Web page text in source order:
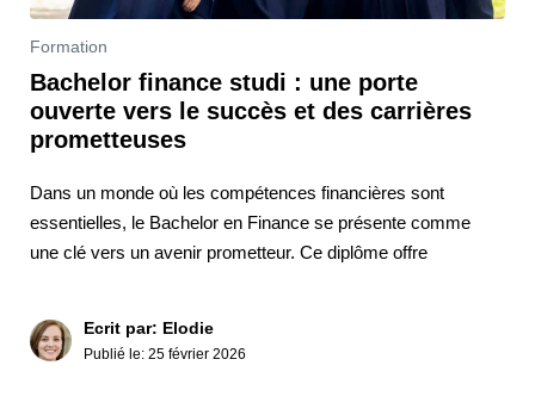
Formation
Bachelor finance studi : une porte
ouverte vers le succès et des carrières
prometteuses
Dans un monde où les compétences financières sont
essentielles, le Bachelor en Finance se présente comme
une clé vers un avenir prometteur. Ce diplôme offre
Ecrit par: Elodie
Publié le: 25 février 2026